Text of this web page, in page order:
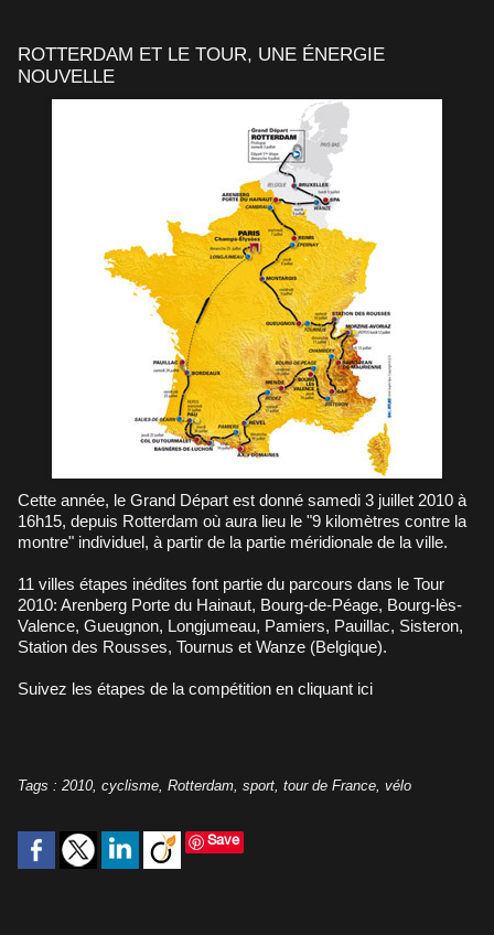
ROTTERDAM ET LE TOUR, UNE ÉNERGIE
NOUVELLE
Cette année, le Grand Départ est donné samedi 3 juillet 2010 à
16h15, depuis Rotterdam où aura lieu le "9 kilomètres contre la
montre" individuel, à partir de la partie méridionale de la ville.
11 villes étapes inédites font partie du parcours dans le Tour
2010: Arenberg Porte du Hainaut, Bourg-de-Péage, Bourg-lès-
Valence, Gueugnon, Longjumeau, Pamiers, Pauillac, Sisteron,
Station des Rousses, Tournus et Wanze (Belgique).
Suivez les étapes de la compétition en cliquant ici
Tags : 2010 cyclisme Rotterdam sport tour de France vélo
Save